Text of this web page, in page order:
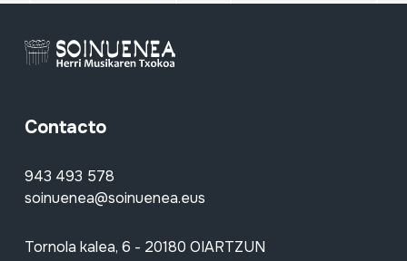
Contacto
943 493 578
soinuenea@soinuenea.eus
Tornola kalea, 6 - 20180 OIARTZUN